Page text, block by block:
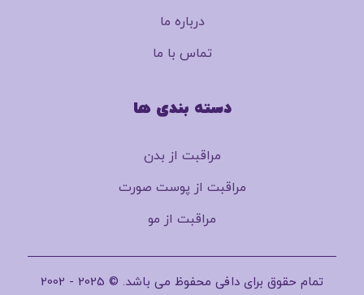
درباره ما
تماس با ما
دسته بندی ها
مراقبت از بدن
مراقبت از پوست صورت
مراقبت از مو
تمام حقوق برای دافی محفوظ می باشد. © 2025 - 2002